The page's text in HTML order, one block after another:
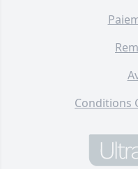
Conditions